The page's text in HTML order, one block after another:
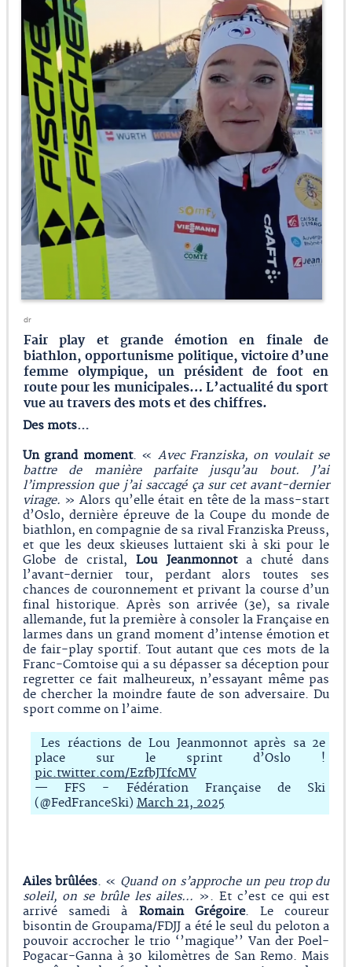
dr
Fair play et grande émotion en finale de
biathlon, opportunisme politique, victoire d’une
femme olympique, un président de foot en
route pour les municipales… L’actualité du sport
vue au travers des mots et des chiffres.
Des mots…
Un grand moment. « Avec Franziska, on voulait se
battre de manière parfaite jusqu’au bout. J’ai
l’impression que j’ai saccagé ça sur cet avant-dernier
virage. » Alors qu’elle était en tête de la mass-start
d’Oslo, dernière épreuve de la Coupe du monde de
biathlon, en compagnie de sa rival Franziska Preuss,
et que les deux skieuses luttaient ski à ski pour le
Globe de cristal,Lou Jeanmonnot a chuté dans
l’avant-dernier tour, perdant alors toutes ses
chances de couronnement et privant la course d’un
final historique. Après son arrivée (3e), sa rivale
allemande, fut la première à consoler la Française en
larmes dans un grand moment d’intense émotion et
de fair-play sportif. Tout autant que ces mots de la
Franc-Comtoise qui a su dépasser sa déception pour
regretter ce fait malheureux, n’essayant même pas
de chercher la moindre faute de son adversaire. Du
sport comme on l’aime.
Les réactions de Lou Jeanmonnot après sa 2e
place sur le sprint d’Oslo !
pic.twitter.com/EzfbJTfcMV
— FFS - Fédération Française de Ski
(@FedFranceSki) March 21, 2025
Ailes brûlées. « Quand on s’approche un peu trop du
soleil, on se brûle les ailes… ». Et c’est ce qui est
arrivé samedi à Romain Grégoire. Le coureur
bisontin de Groupama/FDJJ a été le seul du peloton a
pouvoir accrocher le trio ‘’magique’’ Van der Poel-
Pogacar-Ganna à 30 kilomètres de San Remo. Mais